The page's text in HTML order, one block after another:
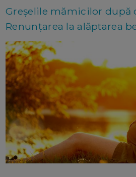
Greșelile mămicilor după
Renunțarea la alăptarea